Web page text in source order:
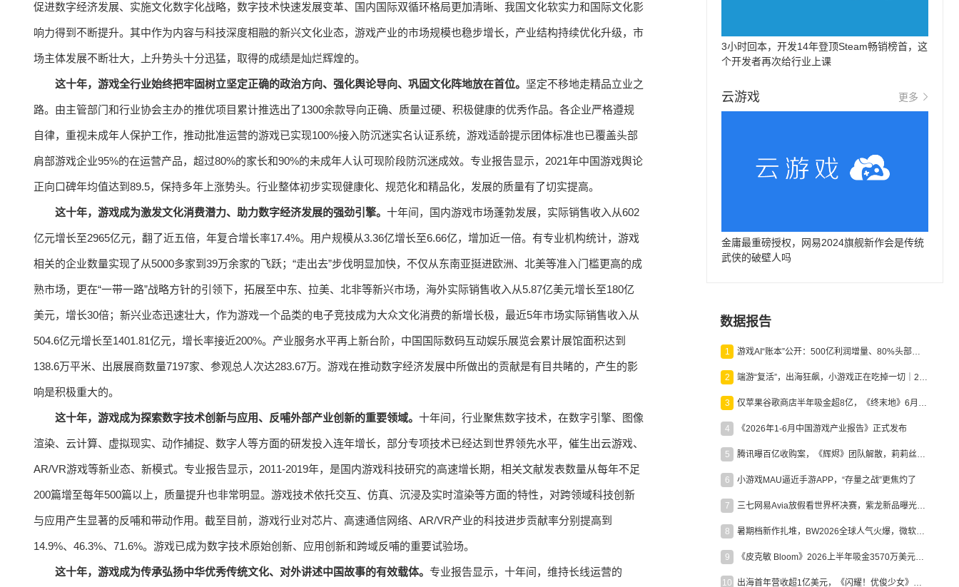
促进数字经济发展、实施文化数字化战略，数字技术快速发展变革、国内国际双循环格局更加清晰、我国文化软实力和国际文化影
响力得到不断提升。其中作为内容与科技深度相融的新兴文化业态，游戏产业的市场规模也稳步增长，产业结构持续优化升级，市
场主体发展不断壮大，上升势头十分迅猛，取得的成绩是灿烂辉煌的。
这十年，游戏全行业始终把牢固树立坚定正确的政治方向、强化舆论导向、巩固文化阵地放在首位。 坚定不移地走精品立业之
路。由主管部门和行业协会主办的推优项目累计推选出了1300余款导向正确、质量过硬、积极健康的优秀作品。各企业严格遵规
自律，重视未成年人保护工作，推动批准运营的游戏已实现100%接入防沉迷实名认证系统，游戏适龄提示团体标准也已覆盖头部
肩部游戏企业95%的在运营产品，超过80%的家长和90%的未成年人认可现阶段防沉迷成效。专业报告显示，2021年中国游戏舆论
正向口碑年均值达到89.5，保持多年上涨势头。行业整体初步实现健康化、规范化和精品化，发展的质量有了切实提高。
这十年，游戏成为激发文化消费潜力、助力数字经济发展的强劲引擎。 十年间，国内游戏市场蓬勃发展，实际销售收入从602
亿元增长至2965亿元，翻了近五倍，年复合增长率17.4%。用户规模从3.36亿增长至6.66亿，增加近一倍。有专业机构统计，游戏
相关的企业数量实现了从5000多家到39万余家的飞跃；“走出去”步伐明显加快，不仅从东南亚挺进欧洲、北美等准入门槛更高的成
熟市场，更在“一带一路”战略方针的引领下，拓展至中东、拉美、北非等新兴市场，海外实际销售收入从5.87亿美元增长至180亿
美元，增长30倍；新兴业态迅速壮大，作为游戏一个品类的电子竞技成为大众文化消费的新增长极，最近5年市场实际销售收入从
504.6亿元增长至1401.81亿元，增长率接近200%。产业服务水平再上新台阶，中国国际数码互动娱乐展览会累计展馆面积达到
138.6万平米、出展展商数量7197家、参观总人次达283.67万。游戏在推动数字经济发展中所做出的贡献是有目共睹的，产生的影
响是积极重大的。
这十年，游戏成为探索数字技术创新与应用、反哺外部产业创新的重要领域。 十年间，行业聚焦数字技术，在数字引擎、图像
渲染、云计算、虚拟现实、动作捕捉、数字人等方面的研发投入连年增长，部分专项技术已经达到世界领先水平，催生出云游戏、
AR/VR游戏等新业态、新模式。专业报告显示，2011-2019年，是国内游戏科技研究的高速增长期，相关文献发表数量从每年不足
200篇增至每年500篇以上，质量提升也非常明显。游戏技术依托交互、仿真、沉浸及实时渲染等方面的特性，对跨领域科技创新
与应用产生显著的反哺和带动作用。截至目前，游戏行业对芯片、高速通信网络、AR/VR产业的科技进步贡献率分别提高到
14.9%、46.3%、71.6%。游戏已成为数字技术原始创新、应用创新和跨域反哺的重要试验场。
这十年，游戏成为传承弘扬中华优秀传统文化、对外讲述中国故事的有效载体。 专业报告显示，十年间，维持长线运营的
3小时回本，开发14年登顶Steam畅销榜首，这
个开发者再次给行业上课
云游戏 更多
金庸最重磅授权，网易2024旗舰新作会是传统
武侠的破壁人吗
数据报告
1 游戏AI“账本”公开：500亿利润增量、80%头部入局，谁在闷声发财？
2 端游“复活”，出海狂飙，小游戏正在吃掉一切｜2026上半年产业报告
3 仅苹果谷歌商店半年吸金超8亿，《终末地》6月份收入显著回暖
4 《2026年1-6月中国游戏产业报告》正式发布
5 腾讯曝百亿收购案，《辉烬》团队解散，莉莉丝新作曝光｜陀螺周报
6 小游戏MAU逼近手游APP，“存量之战”更焦灼了
7 三七网易Avia放假看世界杯决赛，紫龙新品曝光，米哈游新作上线 | 陀螺周报
8 暑期档新作扎堆，BW2026全球人气火爆，微软XBOX大裁员|陀螺周报
9 《皮克敏 Bloom》2026上半年吸金3570万美元，中国台湾成最大市场
10 出海首年营收超1亿美元，《闪耀！优俊少女》美国市场占比达七成